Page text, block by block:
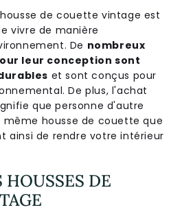
de couette vintage est
vivre de manière
De nombreux
leur conception sont
et sont conçus pour
De plus, l'achat
que personne d'autre
housse de couette que
ainsi de rendre votre intérieur
DE